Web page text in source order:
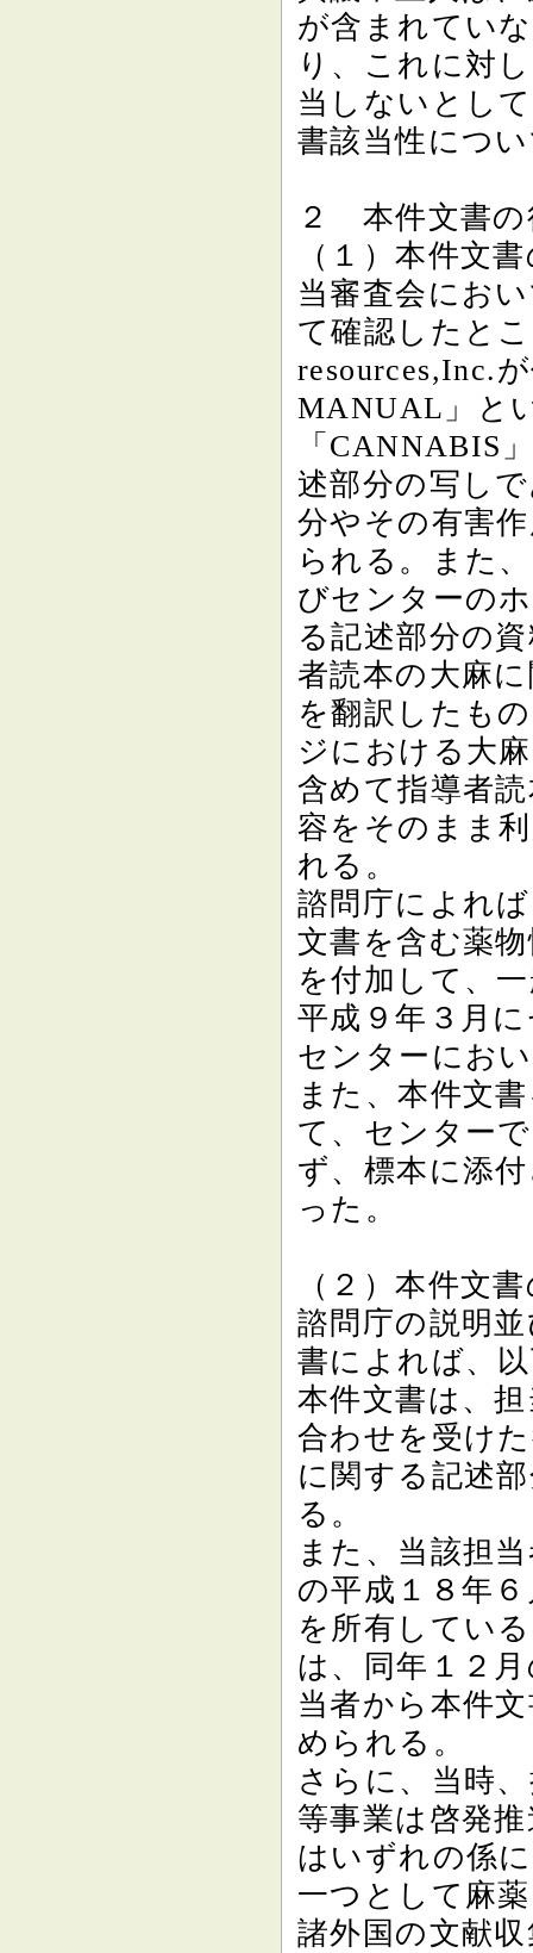
が含まれてい
り、これに対
当しないとし
書該当性につ
２ 本件文書の
（１）本件文
当審査会にお
て確認したと
resources,Inc.
MANUAL」と
「CANNABIS
述部分の写し
分やその有害
られる。また
びセンターの
る記述部分の
者読本の大麻
を翻訳したも
ジにおける大
含めて指導者
容をそのまま
れる。
諮問庁によれ
文書を含む薬
を付加して、
平成９年３月
センターにお
また、本件文
て、センター
ず、標本に添
った。
（２）本件文
諮問庁の説明
書によれば、
本件文書は、
合わせを受け
に関する記述
る。
また、当該担
の平成１８年
を所有してい
は、同年１２
当者から本件
められる。
さらに、当時
等事業は啓発
はいずれの係
一つとして麻
諸外国の文献